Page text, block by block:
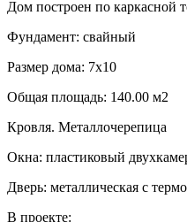
Дом построен по каркасной
Фундамент: свайный
Размер дома: 7х10
Общая площадь: 140.00 м2
Кровля. Металлочерепица
Окна: пластиковый
Дверь: металлическая с
В проекте: